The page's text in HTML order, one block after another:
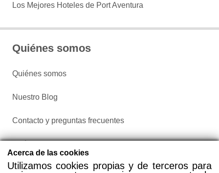
Los Mejores Hoteles de Port Aventura
Quiénes somos
Quiénes somos
Nuestro Blog
Contacto y preguntas frecuentes
Configurar cookies
Acerca de las cookies
Utilizamos cookies propias y de terceros para